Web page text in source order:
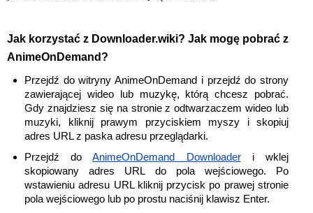
Jak korzystać z Downloader.wiki? Jak mogę pobrać z
AnimeOnDemand?
Przejdź do witryny AnimeOnDemand i przejdź do strony
zawierającej wideo lub muzykę, którą chcesz pobrać.
Gdy znajdziesz się na stronie z odtwarzaczem wideo lub
muzyki, kliknij prawym przyciskiem myszy i skopiuj
adres URL z paska adresu przeglądarki.
Przejdź doAnimeOnDemand Downloaderi wklej
skopiowany adres URL do pola wejściowego. Po
wstawieniu adresu URL kliknij przycisk po prawej stronie
pola wejściowego lub po prostu naciśnij klawisz Enter.